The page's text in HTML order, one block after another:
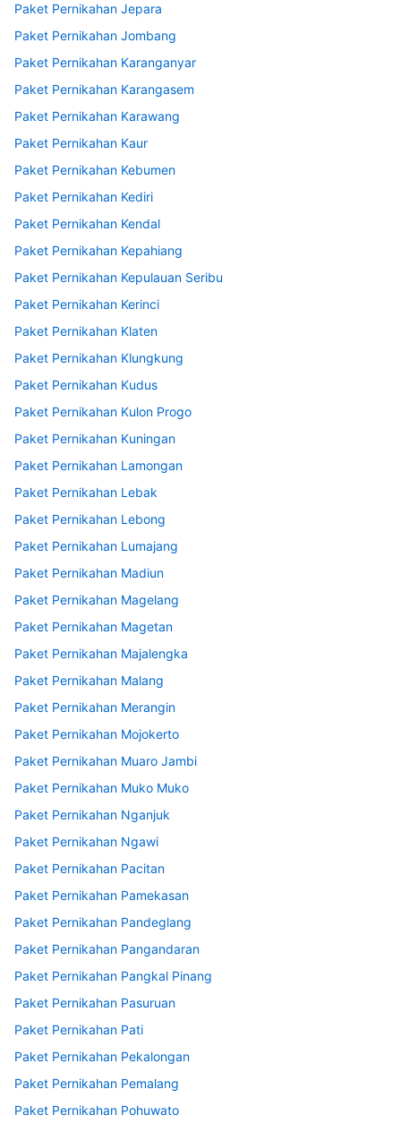
Paket Pernikahan Jepara
Paket Pernikahan Jombang
Paket Pernikahan Karanganyar
Paket Pernikahan Karangasem
Paket Pernikahan Karawang
Paket Pernikahan Kaur
Paket Pernikahan Kebumen
Paket Pernikahan Kediri
Paket Pernikahan Kendal
Paket Pernikahan Kepahiang
Paket Pernikahan Kepulauan Seribu
Paket Pernikahan Kerinci
Paket Pernikahan Klaten
Paket Pernikahan Klungkung
Paket Pernikahan Kudus
Paket Pernikahan Kulon Progo
Paket Pernikahan Kuningan
Paket Pernikahan Lamongan
Paket Pernikahan Lebak
Paket Pernikahan Lebong
Paket Pernikahan Lumajang
Paket Pernikahan Madiun
Paket Pernikahan Magelang
Paket Pernikahan Magetan
Paket Pernikahan Majalengka
Paket Pernikahan Malang
Paket Pernikahan Merangin
Paket Pernikahan Mojokerto
Paket Pernikahan Muaro Jambi
Paket Pernikahan Muko Muko
Paket Pernikahan Nganjuk
Paket Pernikahan Ngawi
Paket Pernikahan Pacitan
Paket Pernikahan Pamekasan
Paket Pernikahan Pandeglang
Paket Pernikahan Pangandaran
Paket Pernikahan Pangkal Pinang
Paket Pernikahan Pasuruan
Paket Pernikahan Pati
Paket Pernikahan Pekalongan
Paket Pernikahan Pemalang
Paket Pernikahan Pohuwato